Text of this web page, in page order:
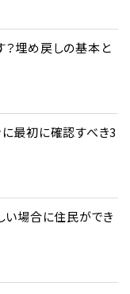
埋め戻しの基本と
最初に確認すべき3
い場合に住民ができ